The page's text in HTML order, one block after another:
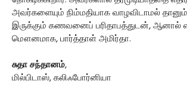
அவர்களையும் நிம்மதியாக வாழவிடாமல்
இருக்கும் கணவனைப் பரிதாபத்துடன், ஆனால்
மௌனமாக, பார்த்தாள் அமிர்தா.
சுதா சந்தானம்,
மில்பிடாஸ், கலிஃபோர்னியா